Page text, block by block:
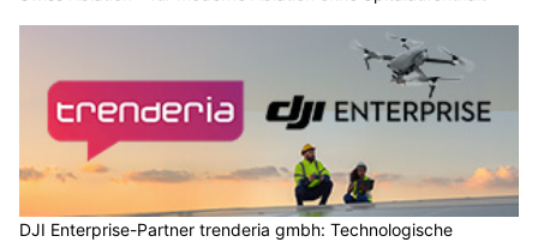
DJI Enterprise-Partner trenderia gmbh: Technologische